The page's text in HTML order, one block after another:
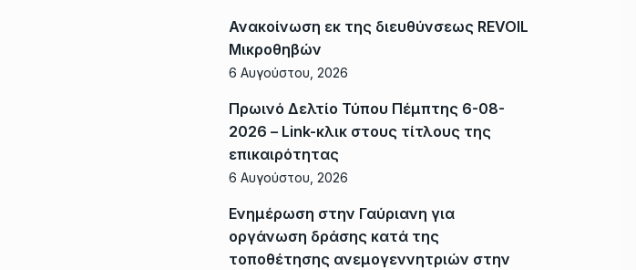
Ανακοίνωση εκ της διευθύνσεως REVOIL
Μικροθηβών
6 Αυγούστου, 2026
Πρωινό Δελτίο Τύπου Πέμπτης 6-08-
2026 – Link-κλικ στους τίτλους της
επικαιρότητας
6 Αυγούστου, 2026
Ενημέρωση στην Γαύριανη για
οργάνωση δράσης κατά της
τοποθέτησης ανεμογεννητριών στην